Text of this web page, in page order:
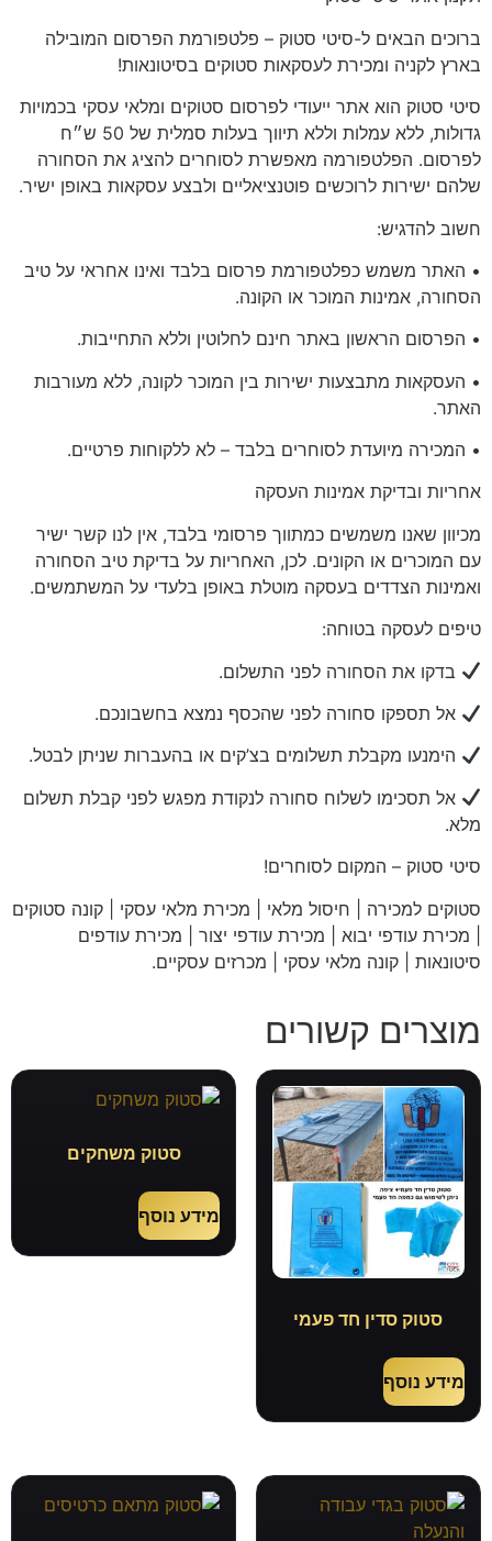
ברוכים הבאים ל-סיטי סטוק – פלטפורמת הפרסום המובילה
בארץ לקניה ומכירת לעסקאות סטוקים בסיטונאות!
סיטי סטוק הוא אתר ייעודי לפרסום סטוקים ומלאי עסקי בכמויות
גדולות, ללא עמלות וללא תיווך בעלות סמלית של 50 ש״ח
לפרסום. הפלטפורמה מאפשרת לסוחרים להציג את הסחורה
שלהם ישירות לרוכשים פוטנציאליים ולבצע עסקאות באופן ישיר.
חשוב להדגיש:
• האתר משמש כפלטפורמת פרסום בלבד ואינו אחראי על טיב
הסחורה, אמינות המוכר או הקונה.
• הפרסום הראשון באתר חינם לחלוטין וללא התחייבות.
• העסקאות מתבצעות ישירות בין המוכר לקונה, ללא מעורבות
האתר.
• המכירה מיועדת לסוחרים בלבד – לא ללקוחות פרטיים.
אחריות ובדיקת אמינות העסקה
מכיוון שאנו משמשים כמתווך פרסומי בלבד, אין לנו קשר ישיר
עם המוכרים או הקונים. לכן, האחריות על בדיקת טיב הסחורה
ואמינות הצדדים בעסקה מוטלת באופן בלעדי על המשתמשים.
טיפים לעסקה בטוחה:
בדקו את הסחורה לפני התשלום.
אל תספקו סחורה לפני שהכסף נמצא בחשבונכם.
הימנעו מקבלת תשלומים בצ’קים או בהעברות שניתן לבטל.
אל תסכימו לשלוח סחורה לנקודת מפגש לפני קבלת תשלום
מלא.
סיטי סטוק – המקום לסוחרים!
סטוקים למכירה | חיסול מלאי | מכירת מלאי עסקי | קונה סטוקים
| מכירת עודפי יבוא | מכירת עודפי יצור | מכירת עודפים
סיטונאות | קונה מלאי עסקי | מכרזים עסקיים.
מוצרים קשורים
סטוק סדין חד פעמי
מידע נוסף
סטוק משחקים
מידע נוסף